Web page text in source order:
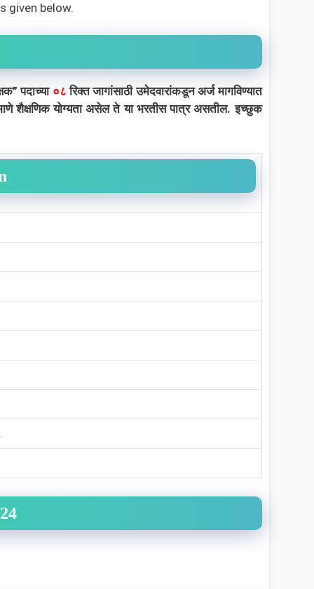
given below.
पदाच्या ०८रिक्त जागांसाठी उमेदवारांकडून अर्ज मागविण्यात
शैक्षणिक योग्यता असेल ते या भरतीस पात्र असतील. इच्छुक